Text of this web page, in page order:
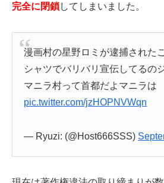
完全に閉鎖してしまいました。
漫画村の星野ロミが逮捕された
シャツでバリバリ宣伝してるの
マニラ村って首都だよマニラは
pic.twitter.com/jzHOPNVWqn
— Ryuzi: (@Host666SSS)